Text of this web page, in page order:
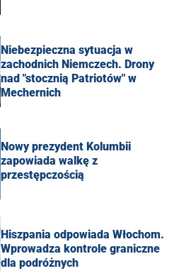
Niebezpieczna sytuacja w
zachodnich Niemczech. Drony
nad "stocznią Patriotów" w
Mechernich
Nowy prezydent Kolumbii
zapowiada walkę z
przestępczością
Hiszpania odpowiada Włochom.
Wprowadza kontrole graniczne
dla podróżnych